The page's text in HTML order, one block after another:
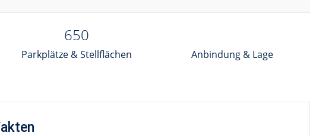
650
Parkplätze & Stellflächen Anbindung & Lage